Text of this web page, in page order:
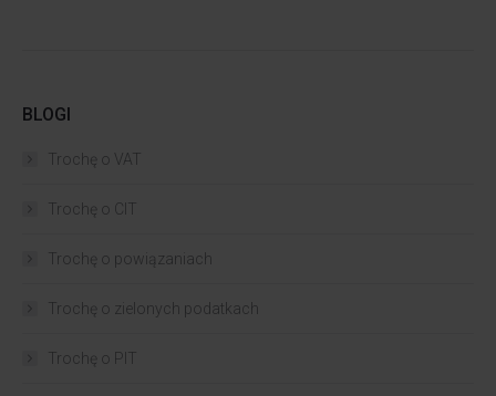
BLOGI
Trochę o VAT
Trochę o CIT
Trochę o powiązaniach​
Trochę o zielonych podatkach
Trochę o PIT